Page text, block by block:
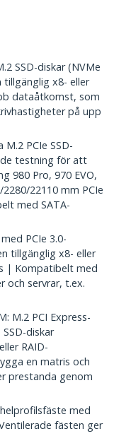
SSD-diskar (NVMe
tillgänglig x8- eller
dataåtkomst, som
på upp
PCIe SSD-
testning för att
980 Pro, 970 EVO,
22110 mm PCIe
med SATA-
PCIe 3.0-
tillgänglig x8- eller
| Kompatibelt med
och servrar, t.ex.
M.2 PCI Express-
diskar
RAID-
en matris och
prestanda genom
med
fästen ger